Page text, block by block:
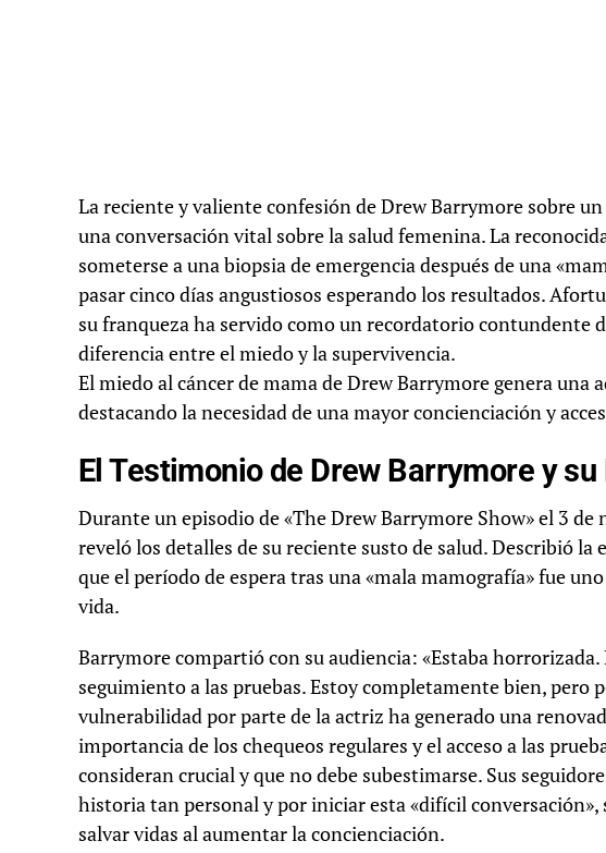
La reciente y valiente confesión de Drew Barrymore sobre
una conversación vital sobre la salud femenina. La
someterse a una biopsia de emergencia después de una
pasar cinco días angustiosos esperando los resultados.
su franqueza ha servido como un recordatorio contundente
diferencia entre el miedo y la supervivencia.
El miedo al cáncer de mama de Drew Barrymore genera una
destacando la necesidad de una mayor concienciación y
El Testimonio de Drew Barrymore y
Durante un episodio de «The Drew Barrymore Show» el 3
reveló los detalles de su reciente susto de salud. Describió
que el período de espera tras una «mala mamografía» fue
vida.
Barrymore compartió con su audiencia: «Estaba
seguimiento a las pruebas. Estoy completamente bien, pero
vulnerabilidad por parte de la actriz ha generado una
importancia de los chequeos regulares y el acceso a las
consideran crucial y que no debe subestimarse. Sus
historia tan personal y por iniciar esta «difícil
salvar vidas al aumentar la concienciación.